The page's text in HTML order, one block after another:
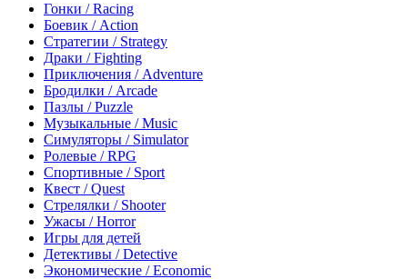
Гонки / Racing
Боевик / Action
Стратегии / Strategy
Драки / Fighting
Приключения / Adventure
Бродилки / Arcade
Пазлы / Puzzle
Музыкальные / Music
Симуляторы / Simulator
Ролевые / RPG
Спортивные / Sport
Квест / Quest
Стрелялки / Shooter
Ужасы / Horror
Игры для детей
Детективы / Detective
Экономические / Economic